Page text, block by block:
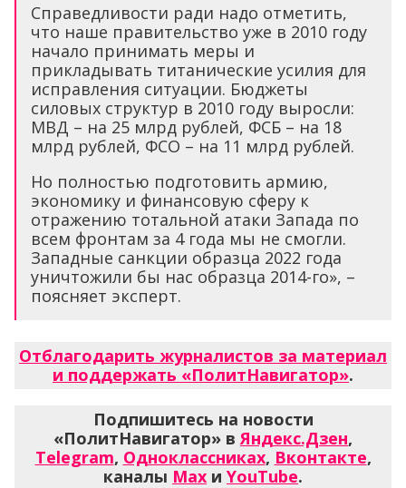
Справедливости ради надо отметить,
что наше правительство уже в 2010 году
начало принимать меры и
прикладывать титанические усилия для
исправления ситуации. Бюджеты
силовых структур в 2010 году выросли:
МВД – на 25 млрд рублей, ФСБ – на 18
млрд рублей, ФСО – на 11 млрд рублей.
Но полностью подготовить армию,
экономику и финансовую сферу к
отражению тотальной атаки Запада по
всем фронтам за 4 года мы не смогли.
Западные санкции образца 2022 года
уничтожили бы нас образца 2014-го», –
поясняет эксперт.
Отблагодарить журналистов за материал
и поддержать «ПолитНавигатор».
Подпишитесь на новости
«ПолитНавигатор» вЯндекс.Дзен,
Telegram, Одноклассниках, Вконтакте,
каналы Max и YouTube.